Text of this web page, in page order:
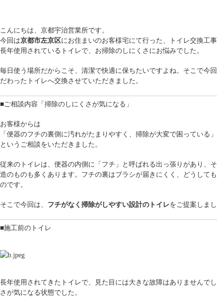
こんにちは、京都宇治営業所です。
今回は京都市左京区にお住まいのお客様宅にて行った、トイレ交換工
長年使用されているトイレで、お掃除のしにくさにお悩みでした。
毎日使う場所だからこそ、清潔で快適に保ちたいですよね。そこで今
だわったトイレへ交換させていただきました。
■ご相談内容「掃除のしにくさが気になる」
お客様からは
「便器のフチの裏側に汚れがたまりやすく、掃除が大変で困っている」
というご相談をいただきました。
従来のトイレは、便器の内側に「フチ」と呼ばれる出っ張りがあり、
造のものも多くあります。フチの裏はブラシが届きにくく、どうして
のです。
そこで今回は、 フチがなく掃除がしやすい設計のトイレをご提案しま
■施工前のトイレ
長年使用されてきたトイレで、見た目には大きな故障はありませんで
さが気になる状態でした。